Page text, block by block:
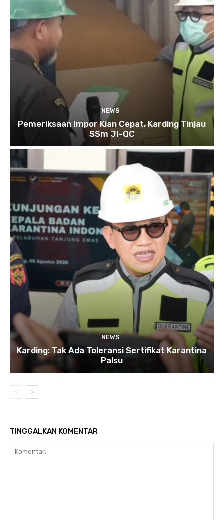
NEWS
Pemeriksaan Impor Kian Cepat, Karding Tinjau
SSm JI-QC
NEWS
Karding: Tak Ada Toleransi Sertifikat Karantina
Palsu
TINGGALKAN KOMENTAR